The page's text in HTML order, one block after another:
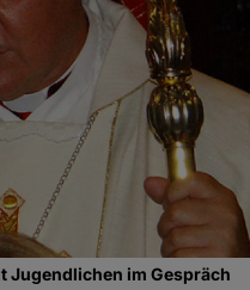
Jugendlichen im Gespräch